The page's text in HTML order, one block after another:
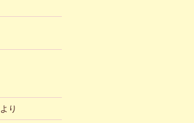
より